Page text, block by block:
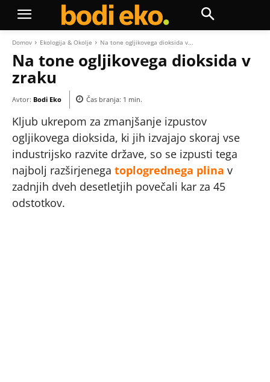
Domov Ekologija & Okolje Na tone ogljikovega dioksida v...
Na tone ogljikovega dioksida v
zraku
Avtor: Bodi Eko Čas branja: 1 min.
Kljub ukrepom za zmanjšanje izpustov
ogljikovega dioksida, ki jih izvajajo skoraj vse
industrijsko razvite države, so se izpusti tega
najbolj razširjenega toplogrednega plina v
zadnjih dveh desetletjih povečali kar za 45
odstotkov.